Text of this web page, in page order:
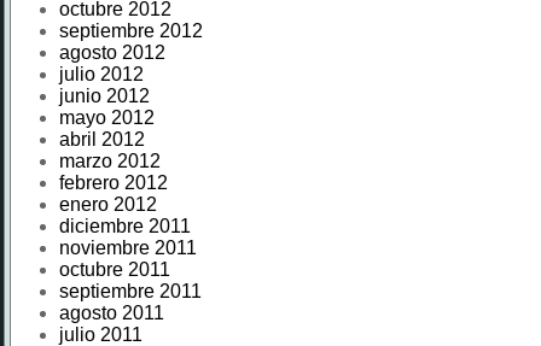
octubre 2012
septiembre 2012
agosto 2012
julio 2012
junio 2012
mayo 2012
abril 2012
marzo 2012
febrero 2012
enero 2012
diciembre 2011
noviembre 2011
octubre 2011
septiembre 2011
agosto 2011
julio 2011